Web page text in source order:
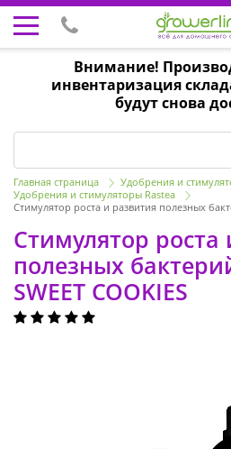
Внимание!
инвентаризация
будут снова
Главная страница
Удобрения и
Удобрения и стимуляторы Rastea
Стимулятор роста и развития полезных
Стимулятор роста
полезных
SWEET COOKIES